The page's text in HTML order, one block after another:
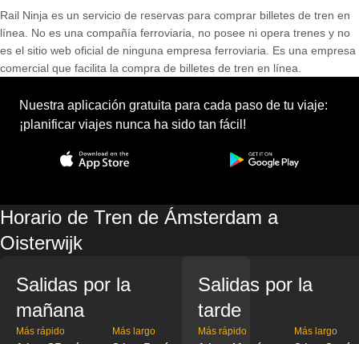
Rail Ninja es un servicio de reservas para comprar billetes de tren en
línea. No es una compañía ferroviaria, no posee ni opera trenes y no
es el sitio web oficial de ninguna empresa ferroviaria. Es una empresa
comercial que facilita la compra de billetes de tren en línea.
Nuestra aplicación gratuita para cada paso de tu viaje:
¡planificar viajes nunca ha sido tan fácil!
Horario de Tren de Ámsterdam a
Oisterwijk
Salidas por la
mañana
Más rápido Más largo
Salidas por la
tarde
Más rápido Más largo